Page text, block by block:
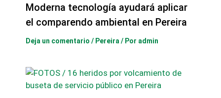
Moderna tecnología ayudará aplicar
el comparendo ambiental en Pereira
Deja un comentario / Pereira / Por admin